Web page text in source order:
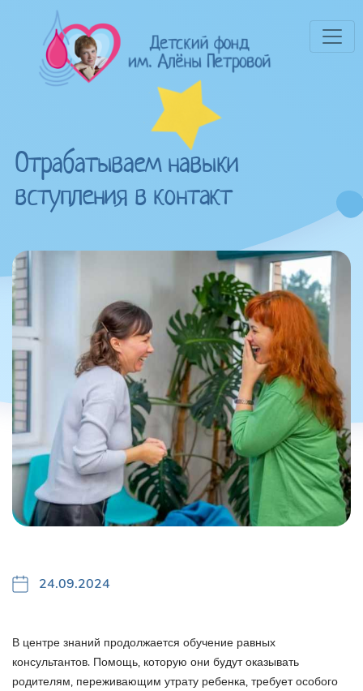
Отрабатываем навыки
вступления в контакт
24.09.2024
В центре знаний продолжается обучение равных
консультантов. Помощь, которую они будут оказывать
родителям, переживающим утрату ребенка, требует особого